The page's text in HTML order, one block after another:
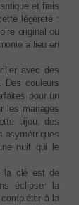
et frais
légèreté :
original ou
a lieu en
avec des
Des couleurs
pour un
les mariages
bijou, des
asymétriques
nuit qui le
la clé est de
éclipser la
à la